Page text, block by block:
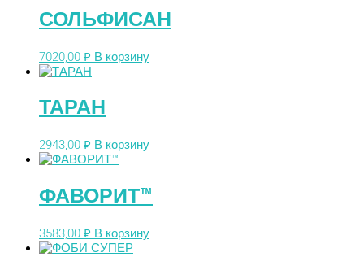
СОЛЬФИСАН
7020,00 ₽ В корзину
ТАРАН
2943,00 ₽ В корзину
ФАВОРИТ™
3583,00 ₽ В корзину